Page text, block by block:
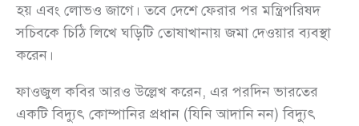
হয় এবং লোভও জাগে। তবে দেশে ফেরার পর মন্ত্রিপরিষদ
সচিবকে চিঠি লিখে ঘড়িটি তোষাখানায় জমা দেওয়ার ব্যবস্থা
করেন।
ফাওজুল কবির আরও উল্লেখ করেন, এর পরদিন ভারতের
একটি বিদ্যুৎ কোম্পানির প্রধান (যিনি আদানি নন) বিদ্যুৎ